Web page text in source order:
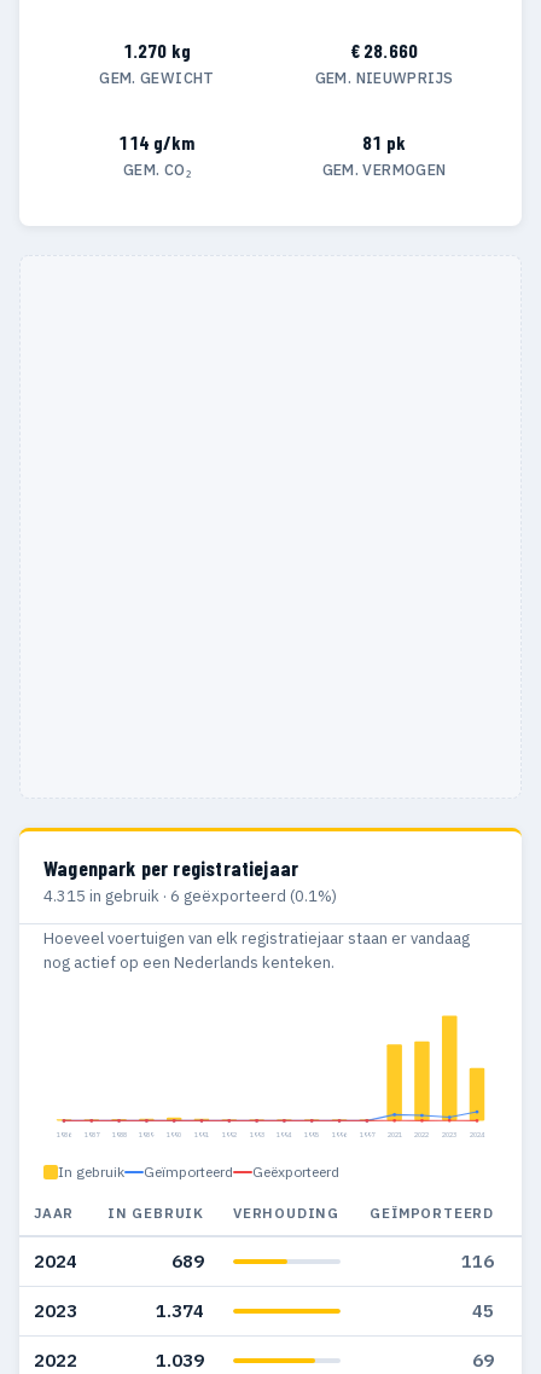
1.270 kg
GEM. GEWICHT
€ 28.660
GEM. NIEUWPRIJS
114 g/km
GEM. CO₂
81 pk
GEM. VERMOGEN
Wagenpark per registratiejaar
4.315 in gebruik · 6 geëxporteerd (0.1%)
Hoeveel voertuigen van elk registratiejaar staan er vandaag
nog actief op een Nederlands kenteken.
1986 1987 1988 1989 1990 1991 1992 1993 1994 1995 1996 1997 2021 2022 2023 2024
In gebruik Geïmporteerd Geëxporteerd
JAAR IN GEBRUIK VERHOUDING GEÏMPORTEERD
2024 689 116
2023 1.374 45
2022 1.039 69